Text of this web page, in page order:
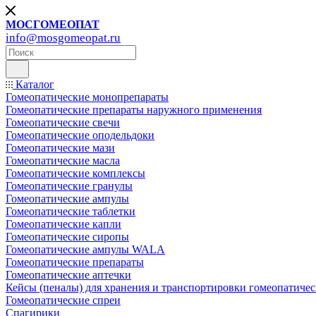
МОСГОМЕОПАТ
info@mosgomeopat.ru
Каталог
Гомеопатические монопрепараты
Гомеопатические препараты наружного применения
Гомеопатические свечи
Гомеопатические оподельдоки
Гомеопатические мази
Гомеопатические масла
Гомеопатические комплексы
Гомеопатические гранулы
Гомеопатические ампулы
Гомеопатические таблетки
Гомеопатические капли
Гомеопатические сиропы
Гомеопатические ампулы WALA
Гомеопатические препараты
Гомеопатические аптечки
Кейсы (пеналы) для хранения и транспортировки
Гомеопатические спреи
Спагирики